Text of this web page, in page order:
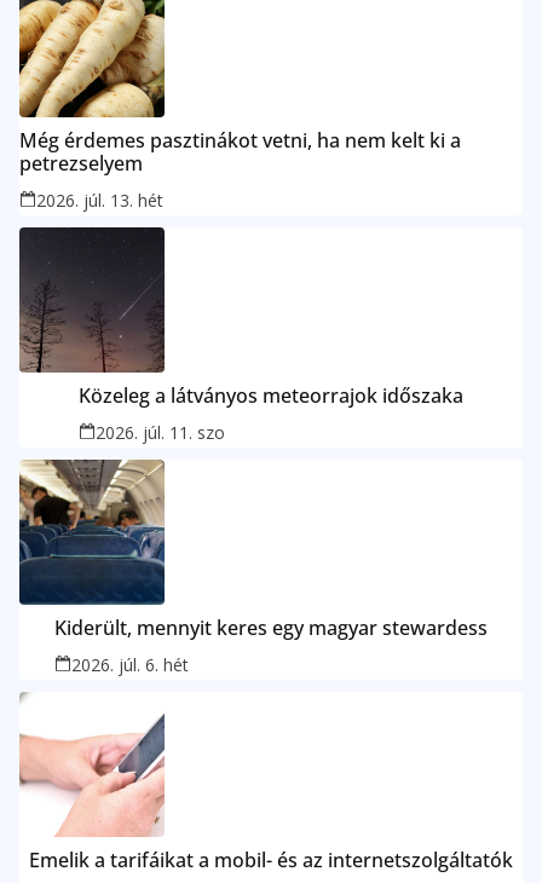
Még érdemes pasztinákot vetni, ha nem kelt ki a
petrezselyem
2026. júl. 13. hét
Közeleg a látványos meteorrajok időszaka
2026. júl. 11. szo
Kiderült, mennyit keres egy magyar stewardess
2026. júl. 6. hét
Emelik a tarifáikat a mobil- és az internetszolgáltatók